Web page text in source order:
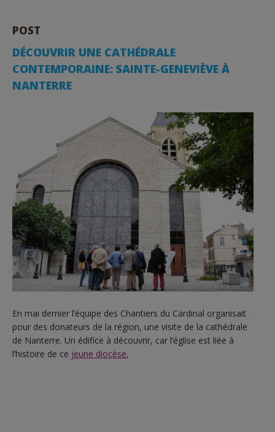
POST
DÉCOUVRIR UNE CATHÉDRALE
CONTEMPORAINE: SAINTE-GENEVIÈVE À
NANTERRE
En mai dernier l’équipe des Chantiers du Cardinal organisait
pour des donateurs de la région, une visite de la cathédrale
de Nanterre. Un édifice à découvrir, car l’église est liée à
l’histoire de ce jeune diocèse.